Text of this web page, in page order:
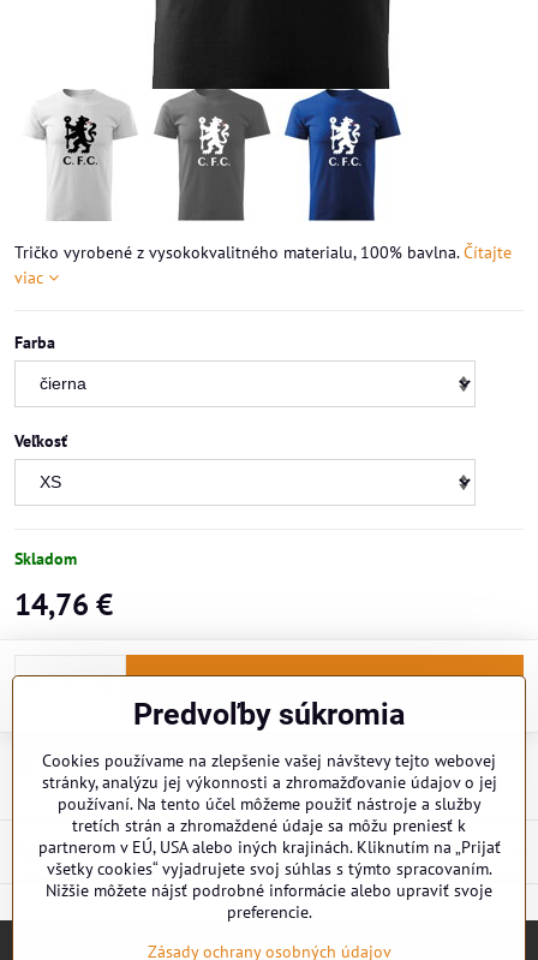
Tričko vyrobené z vysokokvalitného materialu, 100% bavlna.Čítajte
viac
Farba
Veľkosť
Skladom
14,76 €
Do košíka
Doručenia
Popis
Predvoľby súkromia
Cookies používame na zlepšenie vašej návštevy tejto webovej
stránky, analýzu jej výkonnosti a zhromažďovanie údajov o jej
používaní. Na tento účel môžeme použiť nástroje a služby
tretích strán a zhromaždené údaje sa môžu preniesť k
partnerom v EÚ, USA alebo iných krajinách. Kliknutím na „Prijať
všetky cookies“ vyjadrujete svoj súhlas s týmto spracovaním.
Nižšie môžete nájsť podrobné informácie alebo upraviť svoje
preferencie.
Zásady ochrany osobných údajov